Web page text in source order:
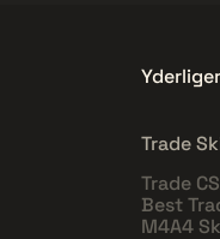
Trade
Trade
Best
M4A4